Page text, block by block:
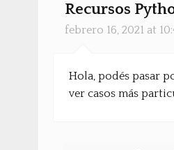
Recursos
febrero 16, 2021 at
Hola, podés pasar
ver casos más